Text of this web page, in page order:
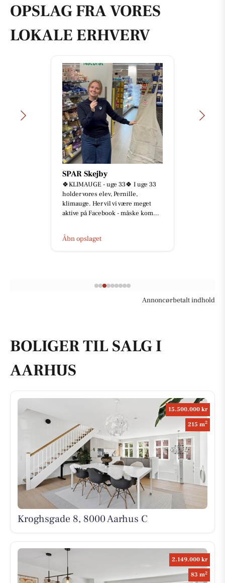
OPSLAG FRA VORES
LOKALE ERHVERV
SPAR Skejby
🍀KLIMAUGE - uge 33🍀 I uge 33
holder vores elev, Pernille,
klimauge. Her vil vi være meget
aktive på Facebook - måske kom...
Åbn opslaget
Annoncørbetalt indhold
BOLIGER TIL SALG I
AARHUS
15.500.000 kr
215 m2
Kroghsgade 8, 8000 Aarhus C
2.149.000 kr
83 m2